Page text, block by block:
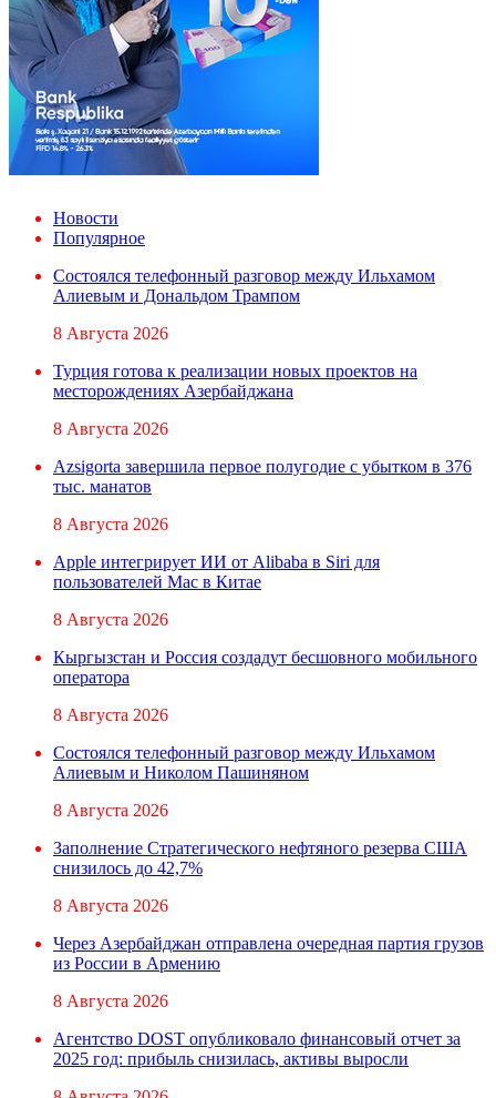
Новости
Популярное
Состоялся телефонный разговор между Ильхамом
Алиевым и Дональдом Трампом
8 Августа 2026
Турция готова к реализации новых проектов на
месторождениях Азербайджана
8 Августа 2026
Azsigorta завершила первое полугодие с убытком в 376
тыс. манатов
8 Августа 2026
Apple интегрирует ИИ от Alibaba в Siri для
пользователей Mac в Китае
8 Августа 2026
Кыргызстан и Россия создадут бесшовного мобильного
оператора
8 Августа 2026
Состоялся телефонный разговор между Ильхамом
Алиевым и Николом Пашиняном
8 Августа 2026
Заполнение Стратегического нефтяного резерва США
снизилось до 42,7%
8 Августа 2026
Через Азербайджан отправлена очередная партия грузов
из России в Армению
8 Августа 2026
Агентство DOST опубликовало финансовый отчет за
2025 год: прибыль снизилась, активы выросли